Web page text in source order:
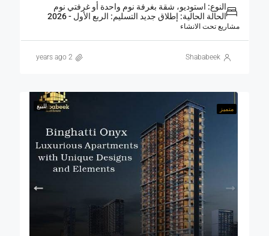
النوع: استوديو، شقة بغرفة نوم واحدة أو غرفتي نوم
الحالة الحالية: إطلاق جديد التسليم: الربع الأول - 2026
مشاريع تحت الانشاء
Shababeek
2 years ago
متميز للبيع